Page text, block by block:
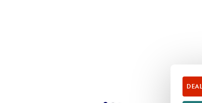
DEAL